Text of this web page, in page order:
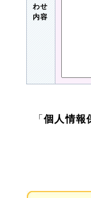
わせ
内容
「個人情報